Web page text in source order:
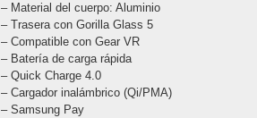
– Material del cuerpo: Aluminio
– Trasera con Gorilla Glass 5
– Compatible con Gear VR
– Batería de carga rápida
– Quick Charge 4.0
– Cargador inalámbrico (Qi/PMA)
– Samsung Pay